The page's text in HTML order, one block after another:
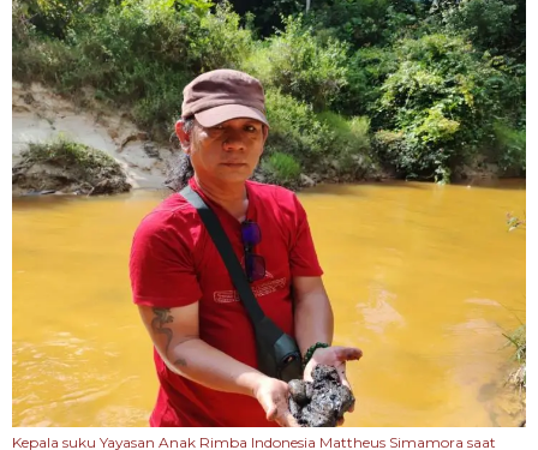
Kepala suku Yayasan Anak Rimba Indonesia Mattheus Simamora saat